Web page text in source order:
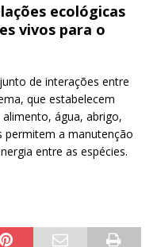
ecológicas
vivos para o
de interações entre
que estabelecem
água, abrigo,
permitem a manutenção
entre as espécies.